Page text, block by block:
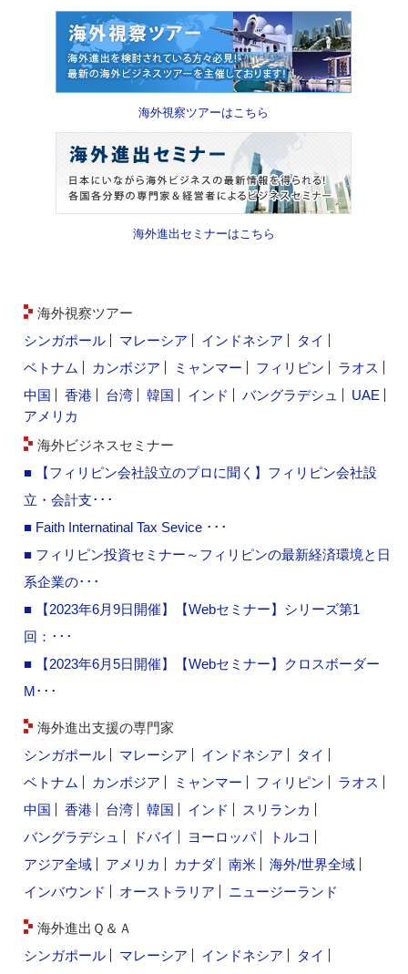
海外視察ツアーはこちら
海外進出セミナーはこちら
海外視察ツアー
シンガポール
マレーシア インドネシア
タイ
ベトナム
カンボジア ミャンマー フィリピン
ラオス
中国
香港 台湾 韓国 インド バングラデシュ
UAE
アメリカ
海外ビジネスセミナー
■ 【フィリピン会社設立のプロに聞く】フィリピン会社設
立・会計支･･･
■ Faith Internatinal Tax Sevice ･･･
■ フィリピン投資セミナー～フィリピンの最新経済環境と日
系企業の･･･
■ 【2023年6月9日開催】【Webセミナー】シリーズ第1
回：･･･
■ 【2023年6月5日開催】【Webセミナー】クロスボーダー
M･･･
海外進出支援の専門家
シンガポール
マレーシア インドネシア
タイ
ベトナム
カンボジア ミャンマー フィリピン
ラオス
中国
香港 台湾 韓国 インド
スリランカ
バングラデシュ
ドバイ ヨーロッパ
トルコ
アジア全域
アメリカ カナダ 南米
海外/世界全域
インバウンド
オーストラリア ニュージーランド
海外進出Ｑ＆Ａ
シンガポール
マレーシア インドネシア タイ